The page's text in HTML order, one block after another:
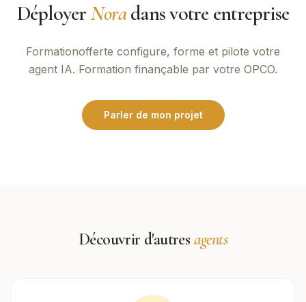
DéployerNoradans votre entreprise
Formationofferte configure, forme et pilote votre
agent IA. Formation finançable par votre OPCO.
Parler de mon projet
Découvrir d'autres agents